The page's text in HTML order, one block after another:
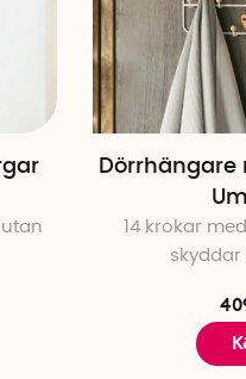
utan
Dörrhängare
14 krokar
skyddar